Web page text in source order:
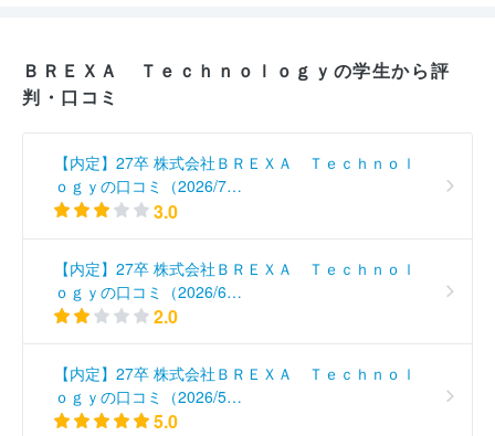
ＢＲＥＸＡ Ｔｅｃｈｎｏｌｏｇｙの学生から評
判・口コミ
【内定】27卒 株式会社ＢＲＥＸＡ Ｔｅｃｈｎｏｌ
ｏｇｙの口コミ（2026/7…
3.0
【内定】27卒 株式会社ＢＲＥＸＡ Ｔｅｃｈｎｏｌ
ｏｇｙの口コミ（2026/6…
2.0
【内定】27卒 株式会社ＢＲＥＸＡ Ｔｅｃｈｎｏｌ
ｏｇｙの口コミ（2026/5…
5.0